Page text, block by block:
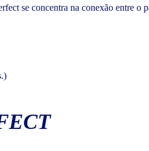
se concentra na conexão entre o